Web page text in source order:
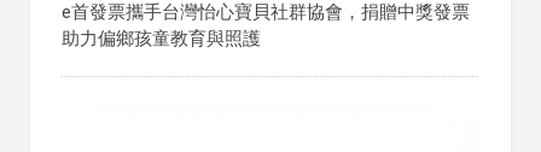
e首發票攜手台灣怡心寶貝社群協會，捐贈中獎發票
助力偏鄉孩童教育與照護